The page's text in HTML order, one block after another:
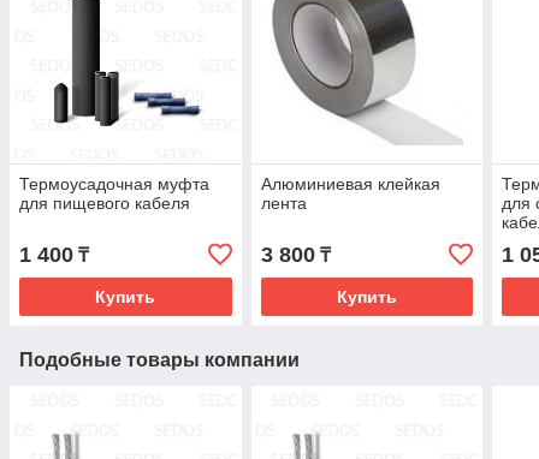
Термоусадочная муфта
для пищевого кабеля
1 400 ₸
Купить
Алюминиевая клейкая
лента
3 800₸
Купить
для
1
Подобные товары компании